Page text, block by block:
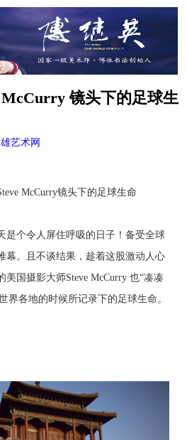
McCurry 镜头下的足球生
艺术网
McCurry镜头下的足球生命
是个令人屏住呼吸的日子！备受全球
幕。且不谈结果，趁着这股激动人心
国摄影大师Steve McCurry 也“凑凑
界各地的时候所记录下的足球生命。